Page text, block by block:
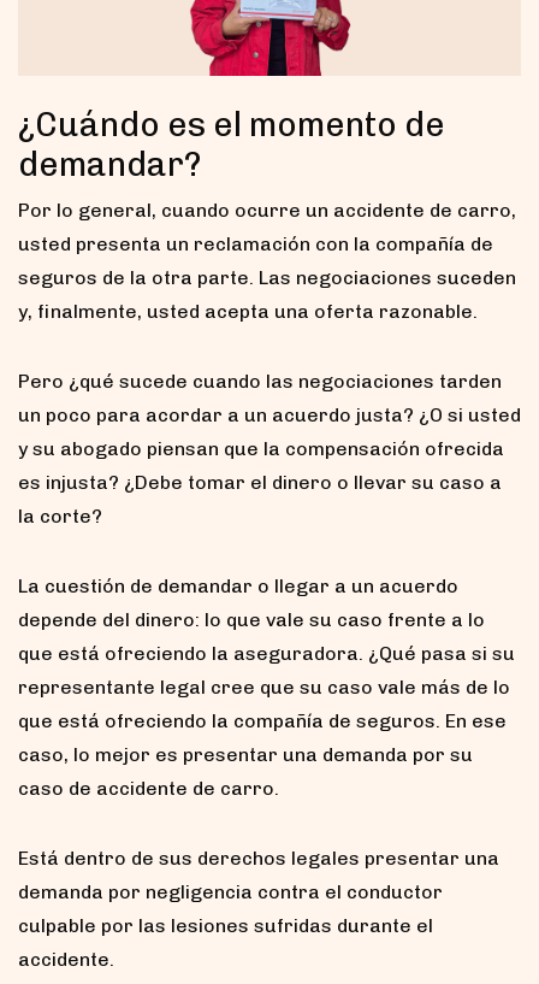
¿Cuándo es el momento de
demandar?
Por lo general, cuando ocurre un accidente de carro,
usted presenta un reclamación con la compañía de
seguros de la otra parte. Las negociaciones suceden
y, finalmente, usted acepta una oferta razonable.
Pero ¿qué sucede cuando las negociaciones tarden
un poco para acordar a un acuerdo justa? ¿O si usted
y su abogado piensan que la compensación ofrecida
es injusta? ¿Debe tomar el dinero o llevar su caso a
la corte?
La cuestión de demandar o llegar a un acuerdo
depende del dinero: lo que vale su caso frente a lo
que está ofreciendo la aseguradora. ¿Qué pasa si su
representante legal cree que su caso vale más de lo
que está ofreciendo la compañía de seguros. En ese
caso, lo mejor es presentar una demanda por su
caso de accidente de carro.
Está dentro de sus derechos legales presentar una
demanda por negligencia contra el conductor
culpable por las lesiones sufridas durante el
accidente.